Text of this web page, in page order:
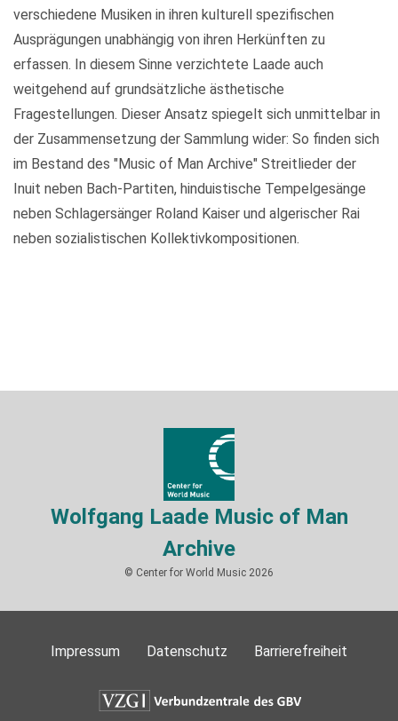
verschiedene Musiken in ihren kulturell spezifischen
Ausprägungen unabhängig von ihren Herkünften zu
erfassen. In diesem Sinne verzichtete Laade auch
weitgehend auf grundsätzliche ästhetische
Fragestellungen. Dieser Ansatz spiegelt sich unmittelbar in
der Zusammensetzung der Sammlung wider: So finden sich
im Bestand des "Music of Man Archive" Streitlieder der
Inuit neben Bach-Partiten, hinduistische Tempelgesänge
neben Schlagersänger Roland Kaiser und algerischer Rai
neben sozialistischen Kollektivkompositionen.
Wolfgang Laade Music of Man
Archive
© Center for World Music 2026
Impressum Datenschutz Barrierefreiheit